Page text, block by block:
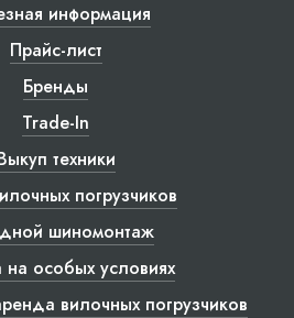
информация
Прайс-лист
Бренды
Trade-In
техники
погрузчиков
шиномонтаж
особых условиях
вилочных погрузчиков